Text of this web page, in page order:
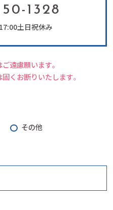
1328
土日祝休み
遠慮願います。
くお断りいたします。
その他